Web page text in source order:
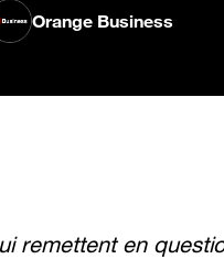
Orange Business
remettent en